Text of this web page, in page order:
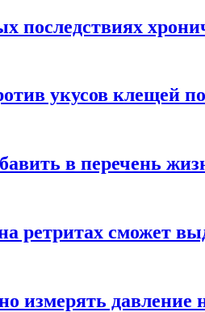
последствиях
укусов клещей
в перечень
ретритах сможет
измерять давление